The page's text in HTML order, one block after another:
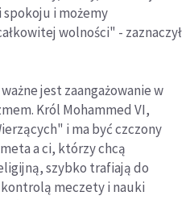
i możemy
wolności" - zaznaczył
jest zaangażowanie w
Król Mohammed VI,
i ma być czczony
a ci, którzy chcą
szybko trafiają do
kontrolą meczety i nauki